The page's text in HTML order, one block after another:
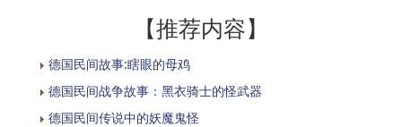
【推荐内容】
德国民间故事:瞎眼的母鸡
德国民间战争故事：黑衣骑士的怪武器
德国民间传说中的妖魔鬼怪